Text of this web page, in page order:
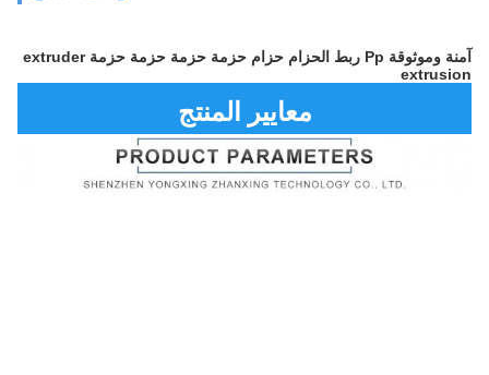
آمنة وموثوقة Pp ربط الحزام حزام حزمة حزمة حزمة حزمة extruder
extrusion
معايير المنتج